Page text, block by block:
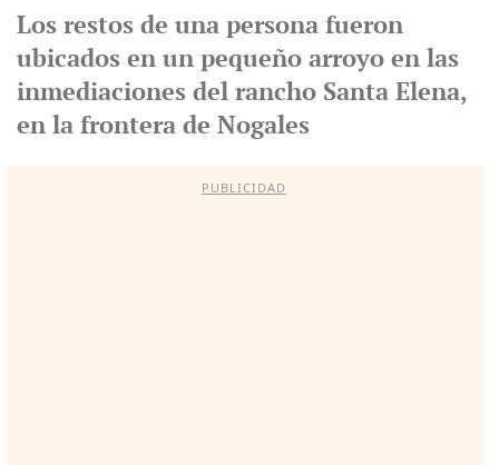
Los restos de una persona fueron
ubicados en un pequeño arroyo en las
inmediaciones del rancho Santa Elena,
en la frontera de Nogales
PUBLICIDAD